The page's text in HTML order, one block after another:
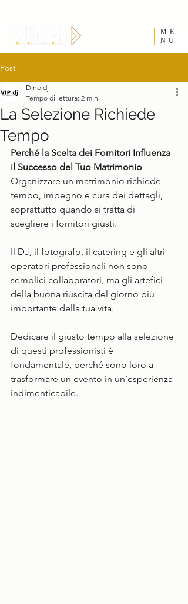
ME
NU
Post
La Selezione Richiede
Tempo
Dino dj
Tempo di lettura: 2 min
Perché la Scelta dei Fornitori Influenza
il Successo del Tuo Matrimonio
Organizzare un matrimonio richiede
tempo, impegno e cura dei dettagli,
soprattutto quando si tratta di
scegliere i fornitori giusti.
Il DJ, il fotografo, il catering e gli altri
operatori professionali non sono
semplici collaboratori, ma gli artefici
della buona riuscita del giorno più
importante della tua vita.
Dedicare il giusto tempo alla selezione
di questi professionisti è
fondamentale, perché sono loro a
trasformare un evento in un’esperienza
indimenticabile.